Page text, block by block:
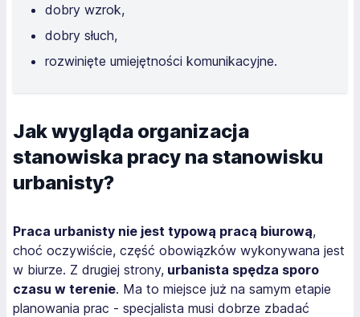
dobry wzrok,
dobry słuch,
rozwinięte umiejętności komunikacyjne.
Jak wygląda organizacja
stanowiska pracy na stanowisku
urbanisty?
Praca urbanisty nie jest typową pracą biurową,
choć oczywiście, część obowiązków wykonywana jest
w biurze. Z drugiej strony, urbanista spędza sporo
czasu w terenie. Ma to miejsce już na samym etapie
planowania prac - specjalista musi dobrze zbadać